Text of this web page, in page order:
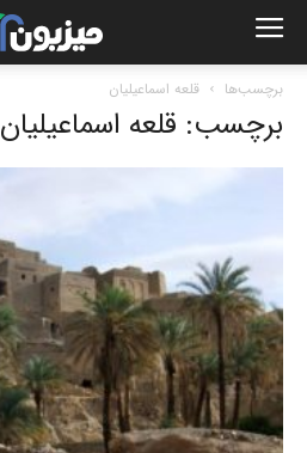
برچسب‌ها قلعه اسماعیلیان
برچسب: قلعه اسماعیلیان